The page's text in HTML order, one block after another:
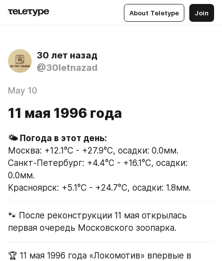
About Teletype Join
30 лет назад
@30letnazad
May 10
11 мая 1996 года
Москва: +12.1°C - +27.9°C, осадки: 0.0мм.
Санкт-Петербург: +4.4°C - +16.1°C, осадки:
0.0мм.
Красноярск: +5.1°C - +24.7°C, осадки: 1.8мм.
🐾 После реконструкции 11 мая открылась
первая очередь Московского зоопарка.
🏆 11 мая 1996 года «Локомотив» впервые в